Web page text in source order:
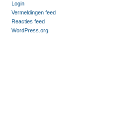
Login
Vermeldingen feed
Reacties feed
WordPress.org